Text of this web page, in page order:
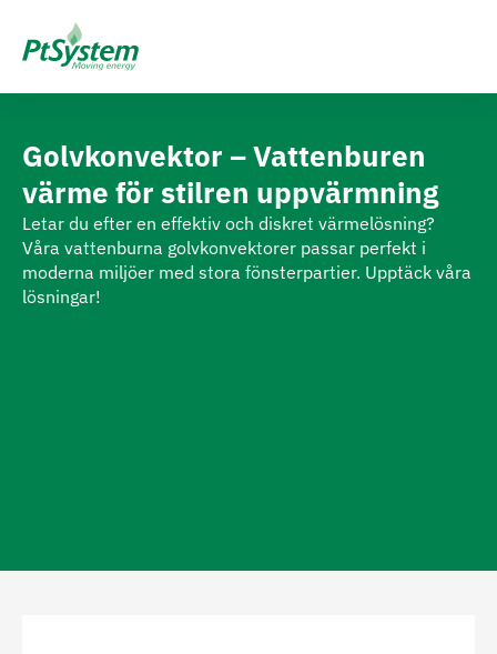
Golvkonvektor – Vattenburen
värme för stilren uppvärmning
Letar du efter en effektiv och diskret värmelösning?
Våra vattenburna golvkonvektorer passar perfekt i
moderna miljöer med stora fönsterpartier. Upptäck våra
lösningar!